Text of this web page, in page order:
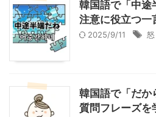
韓国語で「中途
注意に役立つ一
2025/9/11 怒
韓国語で「だか
質問フレーズを